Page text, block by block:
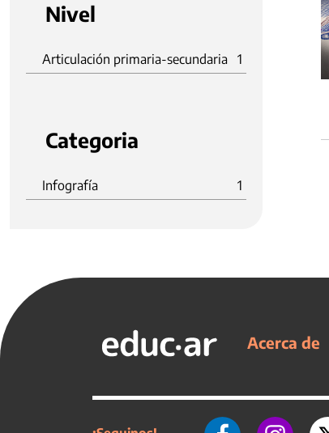
Nivel
Articulación primaria-secundaria 1
Categoria
Infografía 1
Acerca de